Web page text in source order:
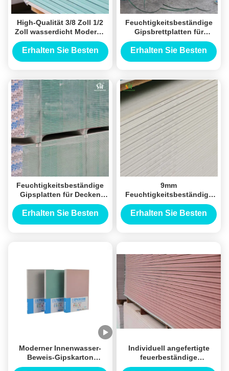
High-Qualität 3/8 Zoll 1/2
Zoll wasserdicht Moderne
Outdoor & Indoor
Gebrauch Gipskarton für
Erhalten Sie Besten
Feuchtigkeitsbeständige
Gipsbrettplatten für
Decoration von Decken
und Wänden
Erhalten Sie Besten
Feuchtigkeitsbeständige
Gipsplatten für Decken
und Innenwände
Leichtgewicht
Erhalten Sie Besten
9mm
Feuchtigkeitsbeständige
Gipsplatte Regelmäßige
Trockenwand Trennwand
Erhalten Sie Besten
Moderner Innenwasser-
Beweis-Gipskarton
1220mm x 2440mm 9.5mm
Individuell angefertigte
feuerbeständige
Gipsplatten 1200X2400Mm